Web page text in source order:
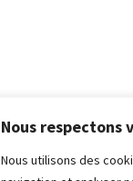
Nous respectons
Nous utilisons des
VOUS